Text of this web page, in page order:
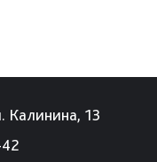
Калинина, 13